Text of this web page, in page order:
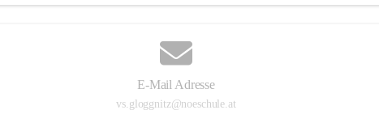
E-Mail Adresse
vs.gloggnitz@noeschule.at